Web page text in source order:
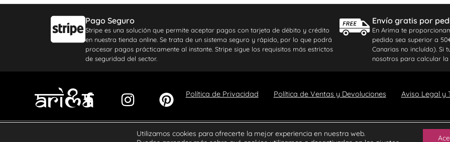
Pago Seguro
Stripe es una solución que permite aceptar pagos con tarjeta de débito y crédito
en nuestra tienda online. Se trata de un sistema seguro y rápido, por lo que podrá
procesar pagos prácticamente al instante. Stripe sigue los requisitos más estrictos
de seguridad del sector.
Envío gratis por
En Arima te
pedido sea superior a
Canarias no incluído). Si
nosotros para calcular
Política de Privacidad Política de Ventas y Devoluciones Aviso Legal y
Copyright - Arima® | 2025. Todos los derechos reservados. Diseño y Desarrollo web por
Utilizamos cookies para ofrecerte la mejor experiencia en nuestra web.